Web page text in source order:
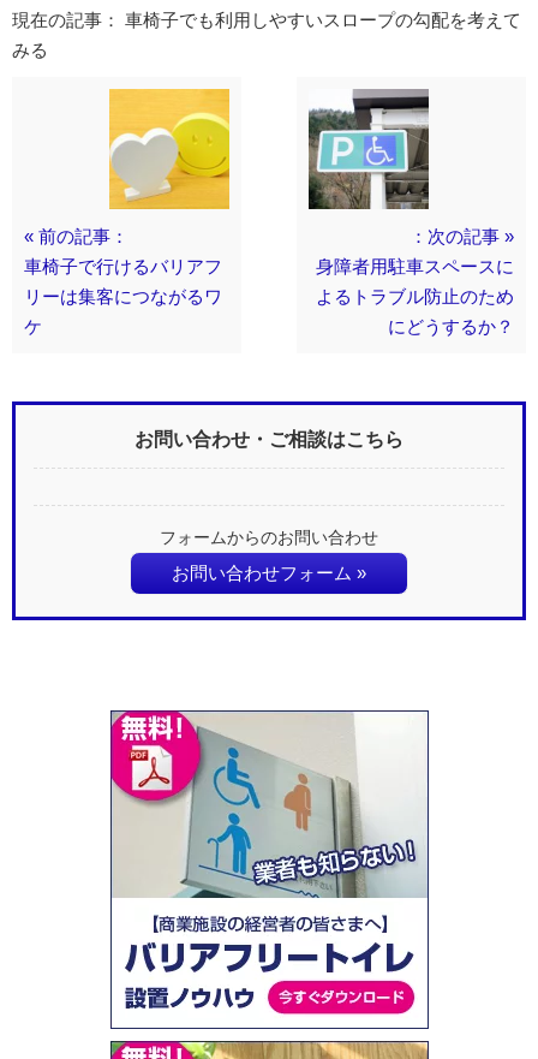
現在の記事： 車椅子でも利用しやすいスロープの勾配を考えて
みる
« 前の記事：
車椅子で行けるバリアフ
リーは集客につながるワ
ケ
：次の記事 »
身障者用駐車スペースに
よるトラブル防止のため
にどうするか？
お問い合わせ・ご相談はこちら
フォームからのお問い合わせ
お問い合わせフォーム »